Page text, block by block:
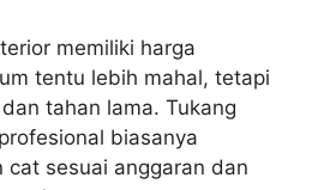
memiliki harga
tentu lebih mahal, tetapi
tahan lama. Tukang
biasanya
cat sesuai anggaran dan